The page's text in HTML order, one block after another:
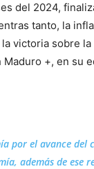
del 2024,
tanto, la
victoria sobre
+, en su
por el avance
además de ese